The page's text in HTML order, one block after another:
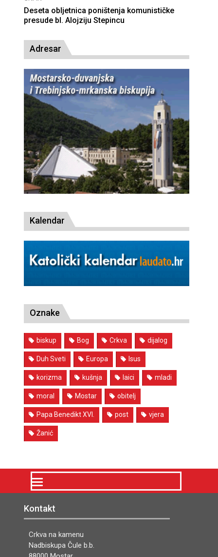
Deseta obljetnica poništenja komunističke
presude bl. Alojziju Stepincu
Adresar
Kalendar
Oznake
biskup Bog Crkva dijalog
Duh Sveti Europa Isus
korizma kušnja laici mladi
moral Mostar obitelj
Papa Benedikt XVI. post vjera
Žanić
Kontakt
Crkva na kamenu
Nadbiskupa Čule b.b.